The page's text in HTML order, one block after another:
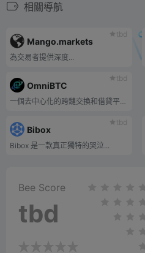
相關導航
tbd
Mango.markets
為交易者提供深度...
tbd
OmniBTC
一個去中心化的跨鏈交換和借貸平台，旨在連接和統一所有鏈上流動性。
tbd
Bibox
Bibox 是一款真正獨特的哭泣...
Bee Score
tbd